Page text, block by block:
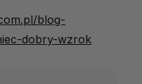
blog-
dobry-wzrok